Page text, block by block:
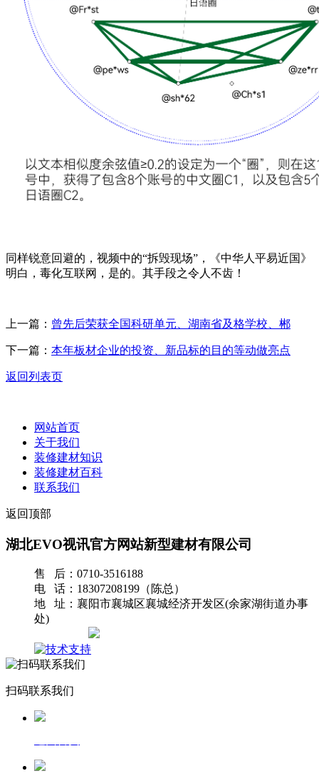
同样锐意回避的，视频中的“拆毁现场”，《中华人平易近国》
明白，毒化互联网，是的。其手段之令人不齿！
上一篇： 曾先后荣获全国科研单元、湖南省及格学校、郴
下一篇： 本年板材企业的投资、新品标的目的等动做亮点
返回列表页
网站首页
关于我们
装修建材知识
装修建材百科
联系我们
返回顶部
湖北EVO视讯官方网站新型建材有限公司
售 后：0710-3516188
电 话：18307208199（陈总）
地 址：襄阳市襄城区襄城经济开发区(余家湖街道办事
处)
扫码联系我们